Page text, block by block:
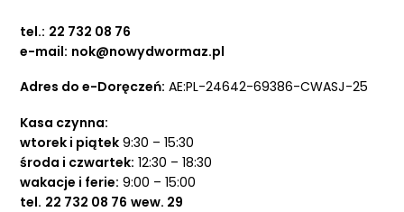
tel.: 22 732 08 76
e-mail: nok@nowydwormaz.pl
Adres do e-Doręczeń: AE:PL-24642-69386-CWASJ-25
Kasa czynna:
wtorek i piątek9:30 – 15:30
środa i czwartek: 12:30 – 18:30
wakacje i ferie: 9:00 – 15:00
tel. 22 732 08 76 wew. 29